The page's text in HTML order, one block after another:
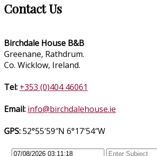
Contact Us
Birchdale House B&B
Greenane, Rathdrum.
Co. Wicklow, Ireland.
Tel: +353 (0)404 46061
Email: info@birchdalehouse.ie
GPS:52°55′59″N 6°17′54″W